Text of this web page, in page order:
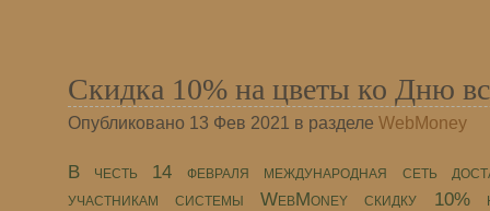
Скидка 10% на цветы ко Дню
Опубликовано 13 Фев 2021 в разделе WebMoney
В честь 14 февраля международная сеть
участникам системы WebMoney скидку